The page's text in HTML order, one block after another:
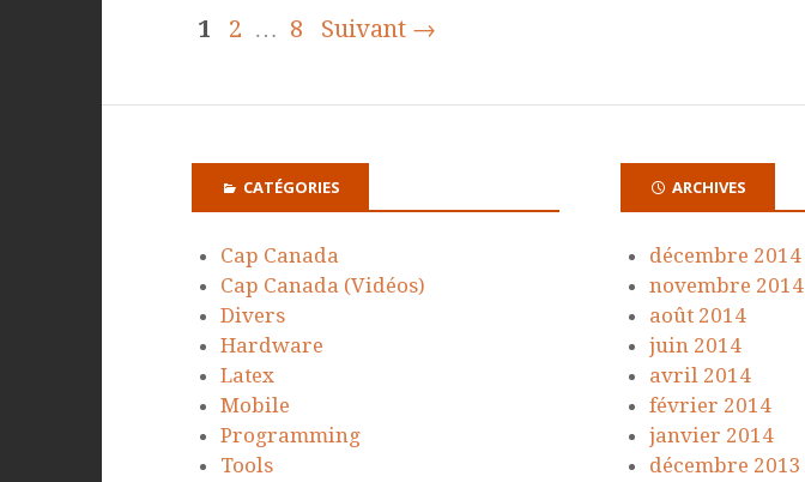
1 2 … 8 Suivant →
CATÉGORIES
Cap Canada
Cap Canada (Vidéos)
Divers
Hardware
Latex
Mobile
Programming
Tools
ARCHIVES
décembre 2014
novembre 2014
août 2014
juin 2014
avril 2014
février 2014
janvier 2014
décembre 2013